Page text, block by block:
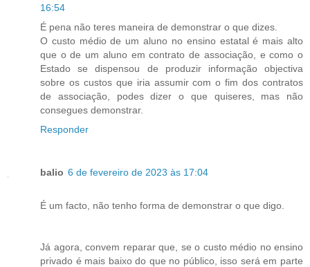
16:54
É pena não teres maneira de demonstrar o que dizes.
O custo médio de um aluno no ensino estatal é mais alto
que o de um aluno em contrato de associação, e como o
Estado se dispensou de produzir informação objectiva
sobre os custos que iria assumir com o fim dos contratos
de associação, podes dizer o que quiseres, mas não
consegues demonstrar.
Responder
balio 6 de fevereiro de 2023 às 17:04
É um facto, não tenho forma de demonstrar o que digo.
Já agora, convem reparar que, se o custo médio no ensino
privado é mais baixo do que no público, isso será em parte